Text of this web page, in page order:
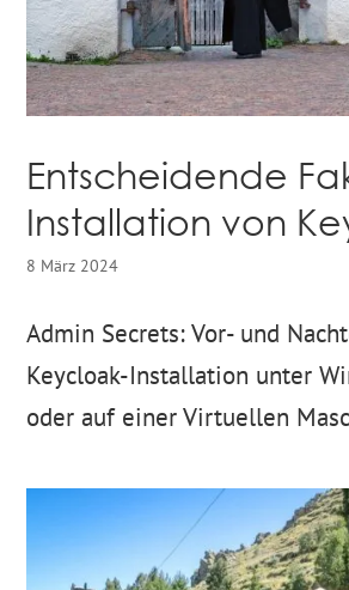
Entscheidende
Installation von
8 März 2024
Admin Secrets: Vor- und
Keycloak-Installation unter
oder auf einer Virtuellen